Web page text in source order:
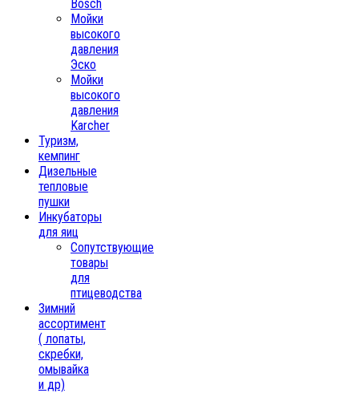
Bosch
Мойки
высокого
давления
Эско
Мойки
высокого
давления
Karcher
Туризм,
кемпинг
Дизельные
тепловые
пушки
Инкубаторы
для яиц
Сопутствующие
товары
для
птицеводства
Зимний
ассортимент
( лопаты,
скребки,
омывайка
и др)